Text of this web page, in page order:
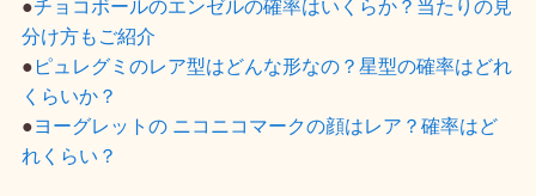
●チョコボールのエンゼルの確率はいくらか？当たりの見
分け方もご紹介
● ピュレグミのレア型はどんな形なの？星型の確率はどれ
くらいか？
●ヨーグレットの ニコニコマークの顔はレア？確率はど
れくらい？